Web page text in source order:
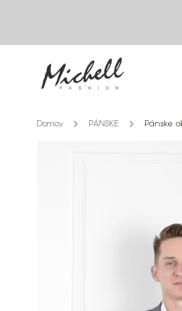
Domov / PÁNSKE / Pánske